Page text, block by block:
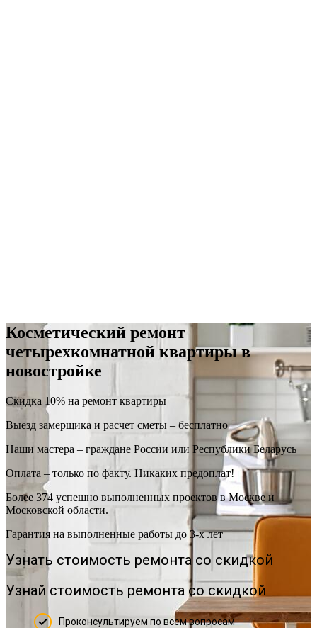
Косметический ремонт
четырехкомнатной квартиры в
новостройке
Скидка 10% на ремонт квартиры
Выезд замерщика и расчет сметы – бесплатно
Наши мастера – граждане России или Республики Беларусь
Оплата – только по факту. Никаких предоплат!
Более 374 успешно выполненных проектов в Москве и
Московской области.
Гарантия на выполненные работы до 3-х лет
Узнать стоимость ремонта со скидкой
Узнай стоимость ремонта со скидкой
Проконсультируем по всем вопросам